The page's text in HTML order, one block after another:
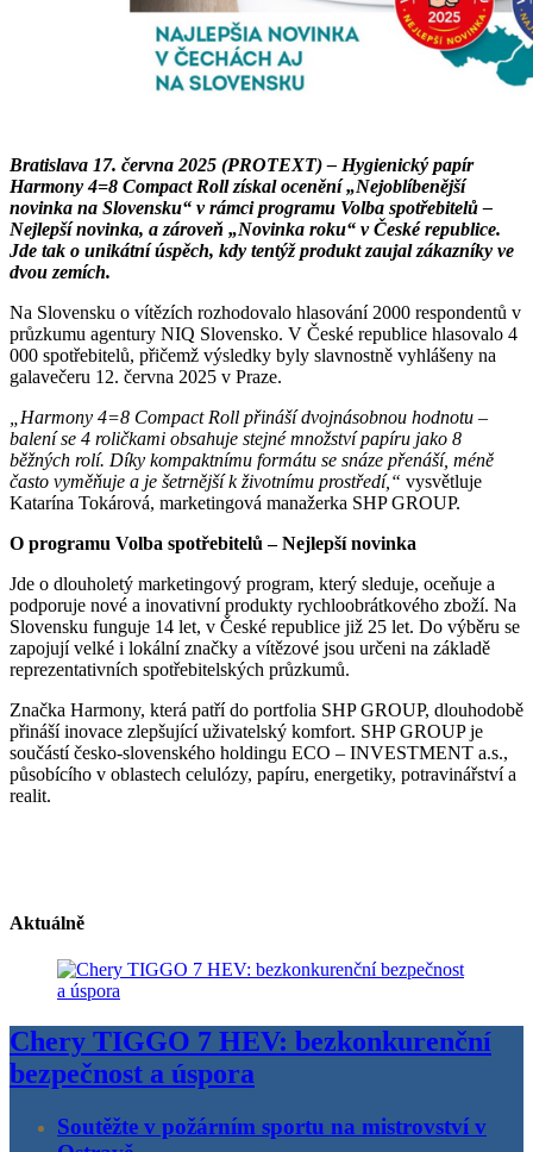
Bratislava 17. června 2025 (PROTEXT) – Hygienický papír
Harmony 4=8 Compact Roll získal ocenění „Nejoblíbenější
novinka na Slovensku“ v rámci programu Volba spotřebitelů –
Nejlepší novinka, a zároveň „Novinka roku“ v České republice.
Jde tak o unikátní úspěch, kdy tentýž produkt zaujal zákazníky ve
dvou zemích.
Na Slovensku o vítězích rozhodovalo hlasování 2000 respondentů v
průzkumu agentury NIQ Slovensko. V České republice hlasovalo 4
000 spotřebitelů, přičemž výsledky byly slavnostně vyhlášeny na
galavečeru 12. června 2025 v Praze.
„Harmony 4=8 Compact Roll přináší dvojnásobnou hodnotu –
balení se 4 roličkami obsahuje stejné množství papíru jako 8
běžných rolí. Díky kompaktnímu formátu se snáze přenáší, méně
často vyměňuje a je šetrnější k životnímu prostředí,“ vysvětluje
Katarína Tokárová, marketingová manažerka SHP GROUP.
O programu Volba spotřebitelů – Nejlepší novinka
Jde o dlouholetý marketingový program, který sleduje, oceňuje a
podporuje nové a inovativní produkty rychloobrátkového zboží. Na
Slovensku funguje 14 let, v České republice již 25 let. Do výběru se
zapojují velké i lokální značky a vítězové jsou určeni na základě
reprezentativních spotřebitelských průzkumů.
Značka Harmony, která patří do portfolia SHP GROUP, dlouhodobě
přináší inovace zlepšující uživatelský komfort. SHP GROUP je
součástí česko-slovenského holdingu ECO – INVESTMENT a.s.,
působícího v oblastech celulózy, papíru, energetiky, potravinářství a
realit.
Aktuálně
Chery TIGGO 7 HEV: bezkonkurenční
bezpečnost a úspora
Soutěžte v požárním sportu na mistrovství v